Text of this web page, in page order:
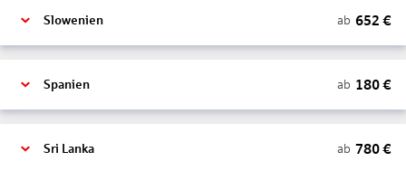
Slowenien ab 652 €
Spanien ab 180€
Sri Lanka ab 780€